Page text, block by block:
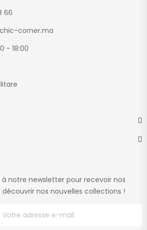
66
corner.ma
- 18:00
notre newsletter pour recevoir nos
nos nouvelles collections !